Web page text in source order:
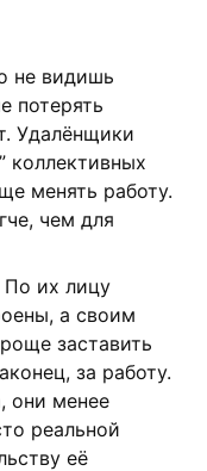
не видишь
потерять
Удалёнщики
коллективных
менять работу.
чем для
По их лицу
а своим
заставить
за работу.
они менее
реальной
её